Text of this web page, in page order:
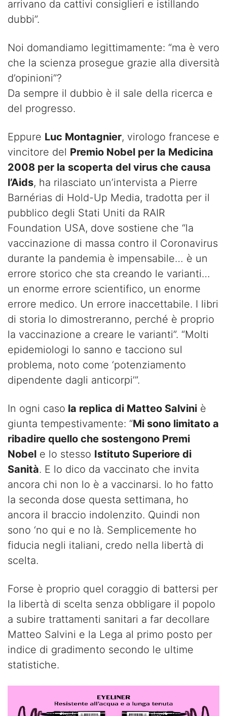
arrivano da cattivi consiglieri e istillando
dubbi”.
Noi domandiamo legittimamente: “ma è vero
che la scienza prosegue grazie alla diversità
d’opinioni”?
Da sempre il dubbio è il sale della ricerca e
del progresso.
Eppure Luc Montagnier, virologo francese e
vincitore del Premio Nobel per la Medicina
2008 per la scoperta del virus che causa
l’Aids, ha rilasciato un’intervista a Pierre
Barnérias di Hold-Up Media, tradotta per il
pubblico degli Stati Uniti da RAIR
Foundation USA, dove sostiene che “la
vaccinazione di massa contro il Coronavirus
durante la pandemia è impensabile… è un
errore storico che sta creando le varianti…
un enorme errore scientifico, un enorme
errore medico. Un errore inaccettabile. I libri
di storia lo dimostreranno, perché è proprio
la vaccinazione a creare le varianti”. “Molti
epidemiologi lo sanno e tacciono sul
problema, noto come ‘potenziamento
dipendente dagli anticorpi’”.
In ogni caso la replica di Matteo Salvini è
giunta tempestivamente: “Mi sono limitato a
ribadire quello che sostengono Premi
Nobel e lo stesso Istituto Superiore di
Sanità. E lo dico da vaccinato che invita
ancora chi non lo è a vaccinarsi. Io ho fatto
la seconda dose questa settimana, ho
ancora il braccio indolenzito. Quindi non
sono ‘no qui e no là. Semplicemente ho
fiducia negli italiani, credo nella libertà di
scelta.
Forse è proprio quel coraggio di battersi per
la libertà di scelta senza obbligare il popolo
a subire trattamenti sanitari a far decollare
Matteo Salvini e la Lega al primo posto per
indice di gradimento secondo le ultime
statistiche.